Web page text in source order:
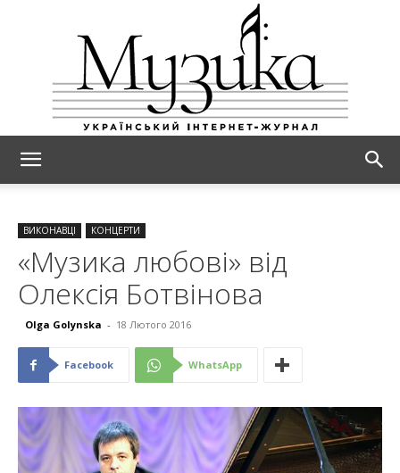
ВИКОНАВЦІ КОНЦЕРТИ
«Музика любові» від
Олексія Ботвінова
Olga Golynska - 18 Лютого 2016
Facebook WhatsApp